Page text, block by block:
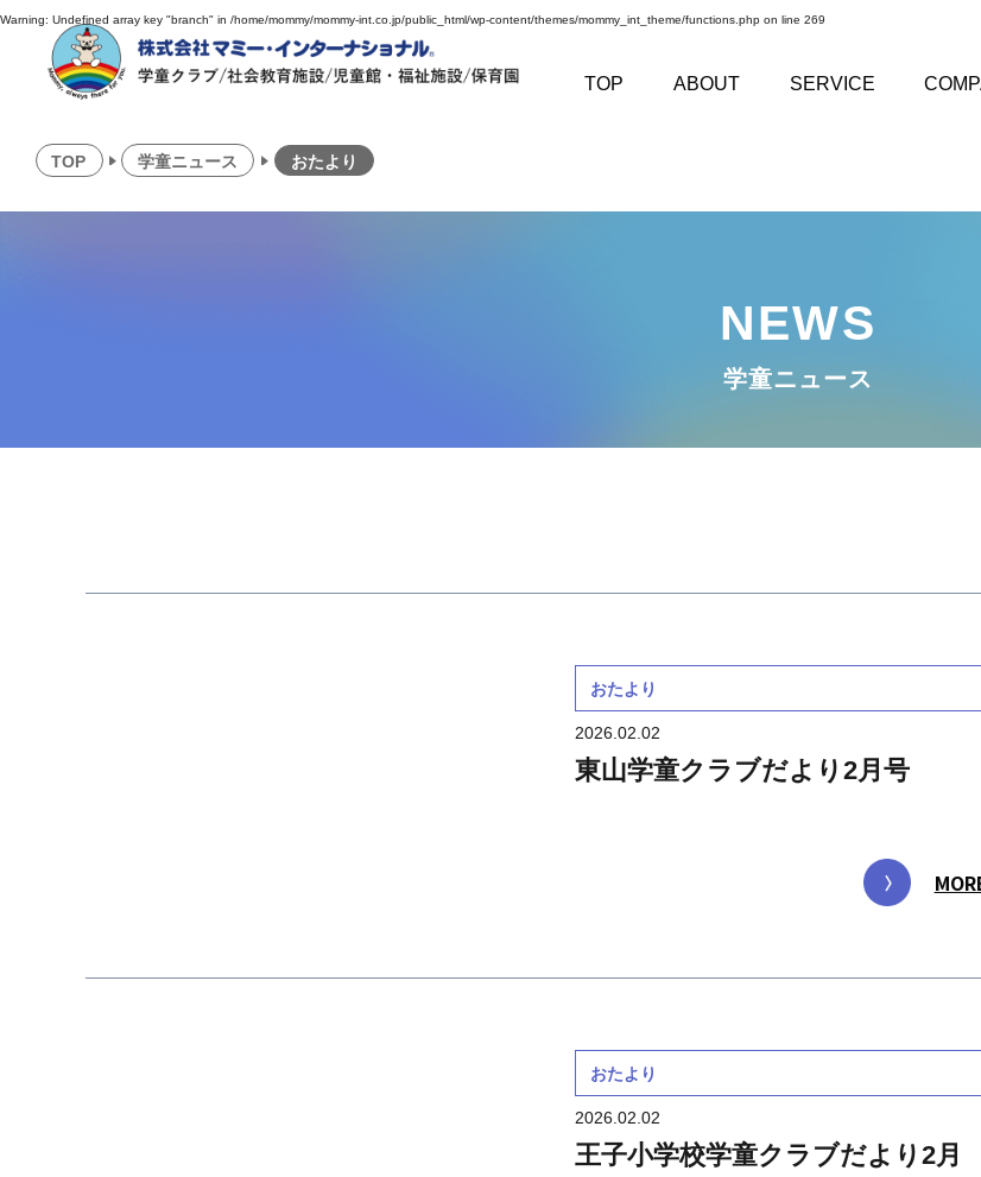
Warning: Undefined array key "branch" in /home/mommy/mommy-int.co.jp/public_html/wp-content/themes/mommy_int_theme/functions.php on line 269
TOP ABOUT SERVICE
TOP 学童ニュース おたより
NEWS
学童ニュース
おたより
2026.02.02
東山学童クラブだより2月号
おたより
2026.02.02
王子小学校学童クラブだより2月